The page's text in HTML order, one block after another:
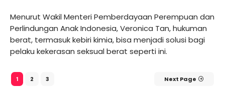
Menurut Wakil Menteri Pemberdayaan Perempuan dan
Perlindungan Anak Indonesia, Veronica Tan, hukuman
berat, termasuk kebiri kimia, bisa menjadi solusi bagi
pelaku kekerasan seksual berat seperti ini.
1 2 3 Next Page